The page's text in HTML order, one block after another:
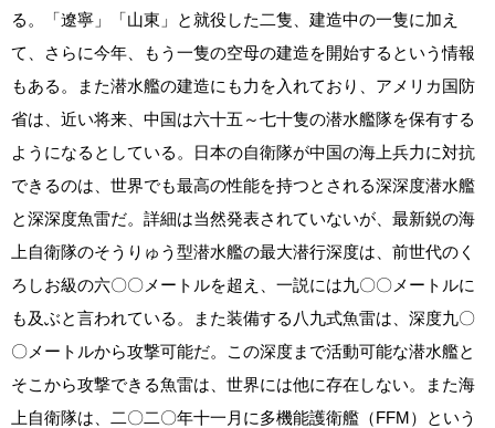
る。「遼寧」「山東」と就役した二隻、建造中の一隻に加え
て、さらに今年、もう一隻の空母の建造を開始するという情報
もある。また潜水艦の建造にも力を入れており、アメリカ国防
省は、近い将来、中国は六十五～七十隻の潜水艦隊を保有する
ようになるとしている。日本の自衛隊が中国の海上兵力に対抗
できるのは、世界でも最高の性能を持つとされる深深度潜水艦
と深深度魚雷だ。詳細は当然発表されていないが、最新鋭の海
上自衛隊のそうりゅう型潜水艦の最大潜行深度は、前世代のく
ろしお級の六〇〇メートルを超え、一説には九〇〇メートルに
も及ぶと言われている。また装備する八九式魚雷は、深度九〇
〇メートルから攻撃可能だ。この深度まで活動可能な潜水艦と
そこから攻撃できる魚雷は、世界には他に存在しない。また海
上自衛隊は、二〇二〇年十一月に多機能護衛艦（FFM）という